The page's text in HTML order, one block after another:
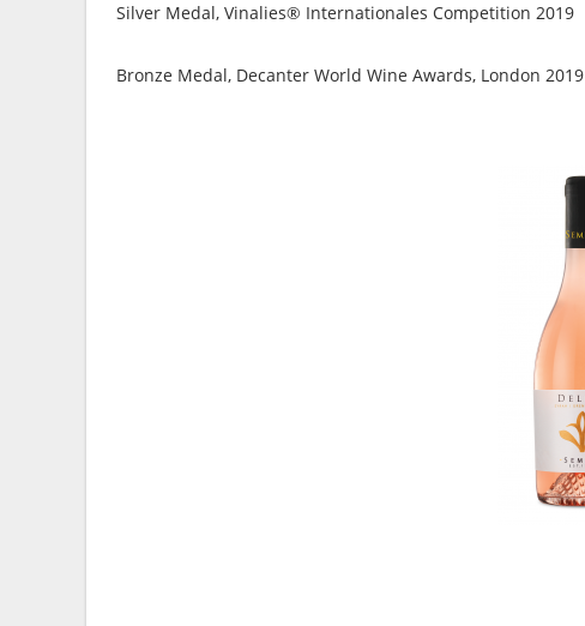
Silver Medal, Vinalies® Internationales Competition 2019
Bronze Medal, Decanter World Wine Awards, London 2019